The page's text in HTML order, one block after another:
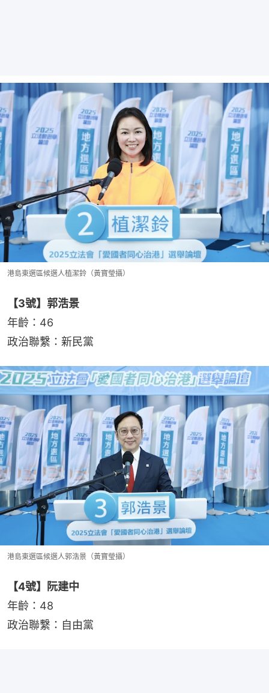
港島東選區候選人植潔鈴（黃寶瑩攝）
【3號】郭浩景
年齡：46
政治聯繫：新民黨
港島東選區候選人郭浩景（黃寶瑩攝）
【4號】阮建中
年齡：48
政治聯繫：自由黨